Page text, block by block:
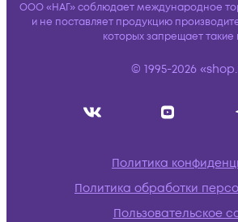
ООО «НАГ» соблюдает международное
и не поставляет продукцию
которых запрещает такие
© 1995-2026
Политика
Политика обработки
Пользовательское